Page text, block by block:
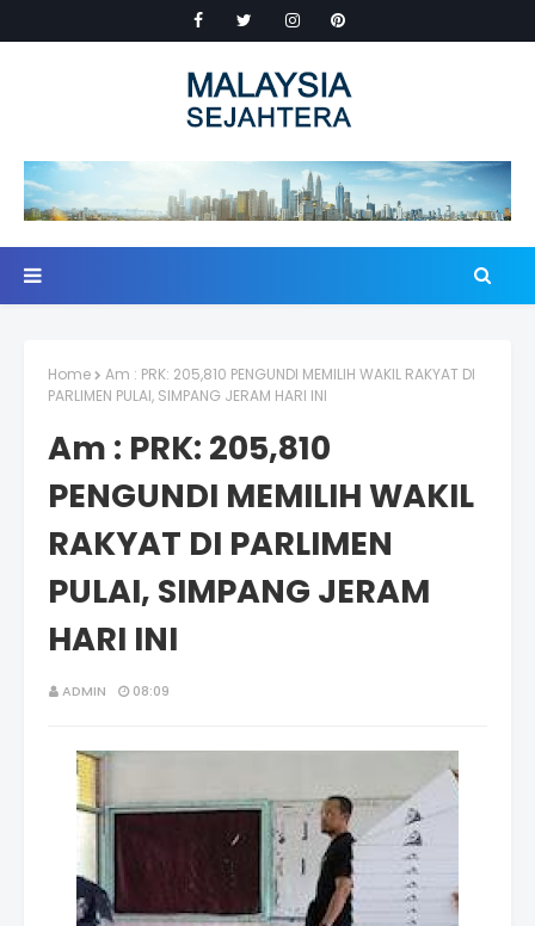
Home
Am : PRK: 205,810 PENGUNDI MEMILIH WAKIL RAKYAT DI
PARLIMEN PULAI, SIMPANG JERAM HARI INI
Am : PRK: 205,810
PENGUNDI MEMILIH WAKIL
RAKYAT DI PARLIMEN
PULAI, SIMPANG JERAM
HARI INI
ADMIN 08:09